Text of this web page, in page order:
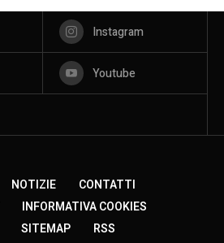
Instagram
Youtube
NOTIZIE
CONTATTI
INFORMATIVA COOKIES
SITEMAP RSS